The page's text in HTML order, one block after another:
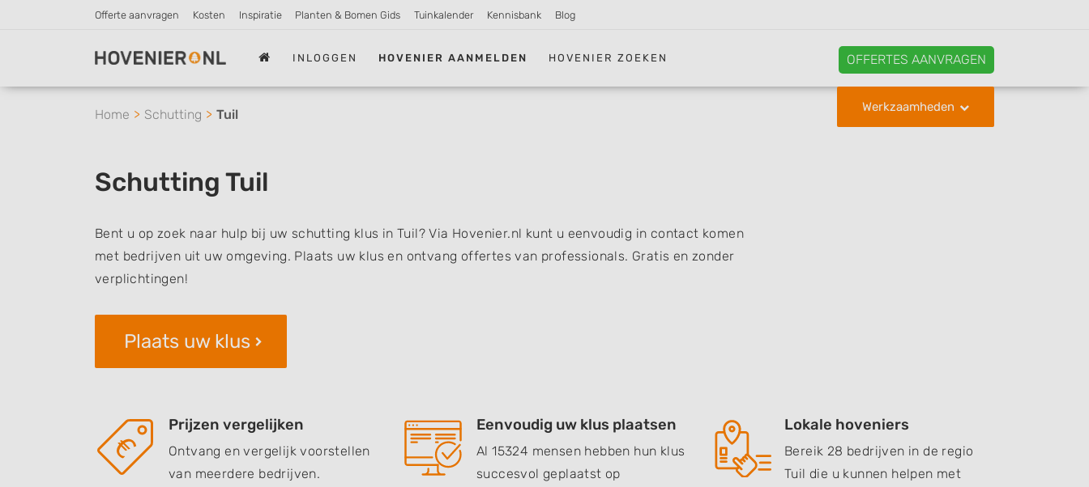
Offerte aanvragen Kosten Inspiratie Planten & Bomen Gids Tuinkalender Kennisbank Blog
INLOGGEN HOVENIER AANMELDEN HOVENIER ZOEKEN OFFERTES AANVRAGEN
Werkzaamheden
Home Schutting Tuil
Schutting Tuil
Bent u op zoek naar hulp bij uw schutting klus in Tuil? Via Hovenier.nl kunt u eenvoudig in contact komen
met bedrijven uit uw omgeving. Plaats uw klus en ontvang offertes van professionals. Gratis en zonder
verplichtingen!
Plaats uw klus
Prijzen vergelijken
Ontvang en vergelijk voorstellen
van meerdere bedrijven.
Eenvoudig uw klus plaatsen
Al 15324 mensen hebben hun klus
succesvol geplaatst op
Lokale hoveniers
Bereik 28 bedrijven in de regio
Tuil die u kunnen helpen met